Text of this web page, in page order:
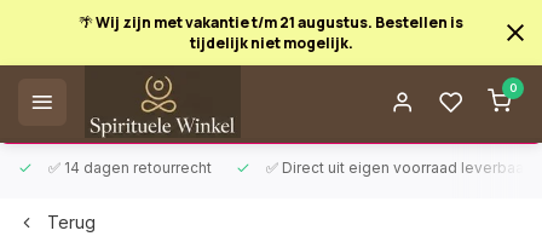
🌴 Wij zijn met vakantie t/m 21 augustus. Bestellen is
tijdelijk niet mogelijk.
0
✅ 14 dagen retourrecht ✅ Direct uit eigen voorraad leverbaar
Afrekenen is uitgeschakeld.
Terug